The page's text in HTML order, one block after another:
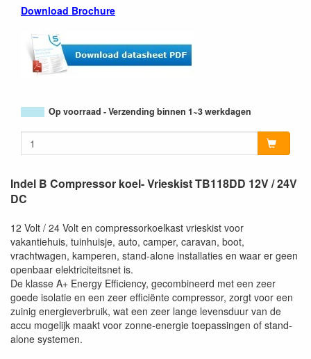
Download Brochure
Op voorraad - Verzending binnen 1~3 werkdagen
Indel B Compressor koel- Vrieskist TB118DD 12V / 24V
DC
12 Volt / 24 Volt en compressorkoelkast vrieskist voor
vakantiehuis, tuinhuisje, auto, camper, caravan, boot,
vrachtwagen, kamperen, stand-alone installaties en waar er geen
openbaar elektriciteitsnet is.
De klasse A+ Energy Efficiency, gecombineerd met een zeer
goede isolatie en een zeer efficiënte compressor, zorgt voor een
zuinig energieverbruik, wat een zeer lange levensduur van de
accu mogelijk maakt voor zonne-energie toepassingen of stand-
alone systemen.